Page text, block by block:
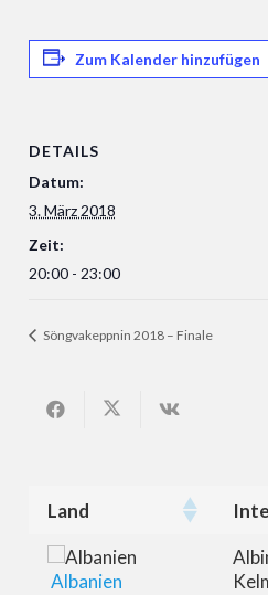
Zum Kalender hinzufügen
DETAILS
Datum:
3. März 2018
Zeit:
20:00 - 23:00
Söngvakeppnin 2018 – Finale
Land
Land
Albanien